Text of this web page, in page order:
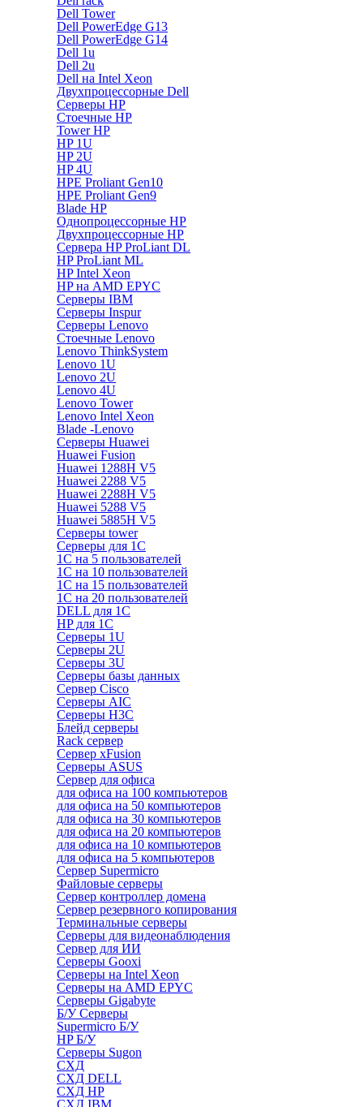
Dell Tower
Dell PowerEdge G13
Dell PowerEdge G14
Dell 1u
Dell 2u
Dell на Intel Xeon
Двухпроцессорные Dell
Серверы HP
Стоечные HP
Tower HP
HP 1U
HP 2U
HP 4U
HPE Proliant Gen10
HPE Proliant Gen9
Blade HP
Однопроцессорные HP
Двухпроцессорные HP
Сервера HP ProLiant DL
HP ProLiant ML
HP Intel Xeon
HP на AMD EPYC
Серверы IBM
Серверы Inspur
Серверы Lenovo
Стоечные Lenovo
Lenovo ThinkSystem
Lenovo 1U
Lenovo 2U
Lenovo 4U
Lenovo Tower
Lenovo Intel Xeon
Blade -Lenovo
Серверы Huawei
Huawei Fusion
Huawei 1288H V5
Huawei 2288 V5
Huawei 2288H V5
Huawei 5288 V5
Huawei 5885H V5
Серверы tower
Серверы для 1C
1С на 5 пользователей
1С на 10 пользователей
1С на 15 пользователей
1С на 20 пользователей
DELL для 1С
HP для 1С
Серверы 1U
Серверы 2U
Серверы 3U
Серверы базы данных
Сервер Cisco
Серверы AIC
Серверы H3C
Блейд серверы
Rack сервер
Сервер xFusion
Серверы ASUS
Сервер для офиса
для офиса на 100 компьютеров
для офиса на 50 компьютеров
для офиса на 30 компьютеров
для офиса на 20 компьютеров
для офиса на 10 компьютеров
для офиса на 5 компьютеров
Сервер Supermicro
Файловые серверы
Сервер контроллер домена
Сервер резервного копирования
Терминальные серверы
Серверы для видеонаблюдения
Сервер для ИИ
Серверы Gooxi
Серверы на Intel Xeon
Серверы на AMD EPYC
Серверы Gigabyte
Б/У Серверы
Supermicro Б/У
HP Б/У
Серверы Sugon
СХД
СХД DELL
СХД HP
СХД IBM